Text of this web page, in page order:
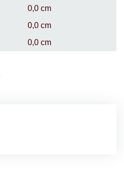
0,0 cm
0,0 cm
0,0 cm